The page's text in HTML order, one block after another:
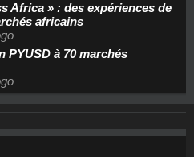
Africa » : des expériences de
africains
PYUSD à 70 marchés